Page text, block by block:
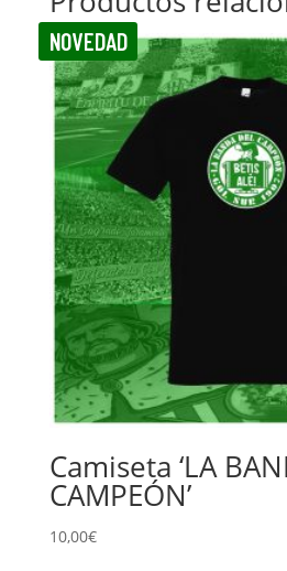
NOVEDAD
Camiseta ‘LA
CAMPEÓN’
10,00€